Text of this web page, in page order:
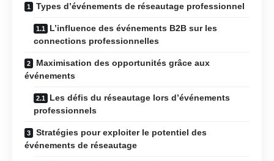
Types d’événements de réseautage professionnel
L’influence des événements B2B sur les
connections professionnelles
Maximisation des opportunités grâce aux
événements
Les défis du réseautage lors d’événements
professionnels
Stratégies pour exploiter le potentiel des
événements de réseautage